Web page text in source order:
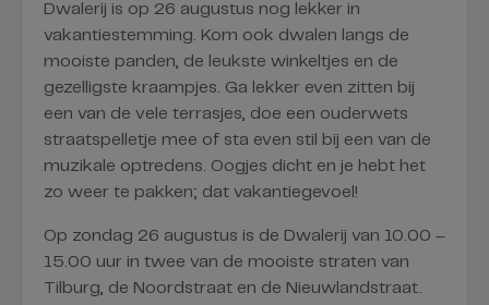
Dwalerij is op 26 augustus nog lekker in
vakantiestemming. Kom ook dwalen langs de
mooiste panden, de leukste winkeltjes en de
gezelligste kraampjes. Ga lekker even zitten bij
een van de vele terrasjes, doe een ouderwets
straatspelletje mee of sta even stil bij een van de
muzikale optredens. Oogjes dicht en je hebt het
zo weer te pakken; dat vakantiegevoel!
Op zondag 26 augustus is de Dwalerij van 10.00 –
15.00 uur in twee van de mooiste straten van
Tilburg, de Noordstraat en de Nieuwlandstraat.